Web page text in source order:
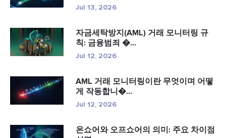
Jul 13, 2026
자금세탁방지(AML) 거래 모니터링 규
칙: 금융범죄 �...
Jul 12, 2026
AML 거래 모니터링이란 무엇이며 어떻
게 작동합니�...
Jul 12, 2026
온쇼어와 오프쇼어의 의미: 주요 차이점